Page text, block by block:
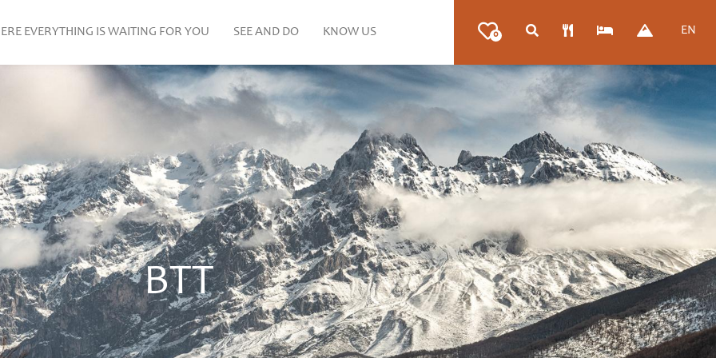
0 EN
EVERYTHING IS WAITING FOR YOU SEE AND DO KNOW US
BTT